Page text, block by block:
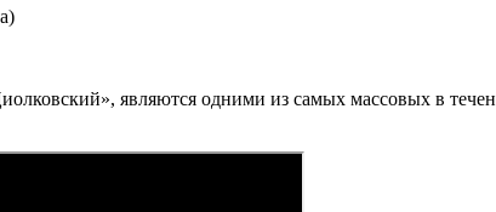
являются одними из самых массовых в